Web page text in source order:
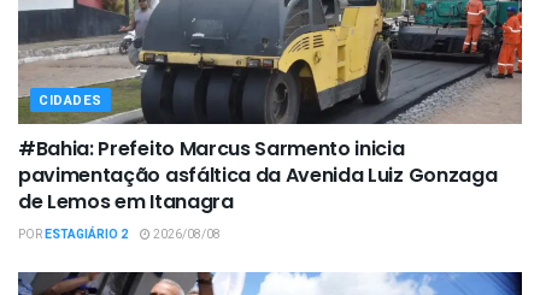
CIDADES
#Bahia: Prefeito Marcus Sarmento inicia
pavimentação asfáltica da Avenida Luiz Gonzaga
de Lemos em Itanagra
PORESTAGIÁRIO 2 2026/08/08